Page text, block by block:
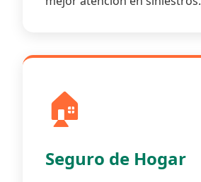
🏠
Seguro de Hogar